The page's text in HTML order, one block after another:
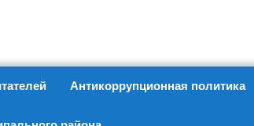
Антикоррупционная политика